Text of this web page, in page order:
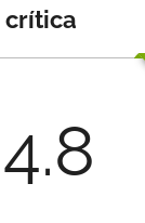
crítica
4.8